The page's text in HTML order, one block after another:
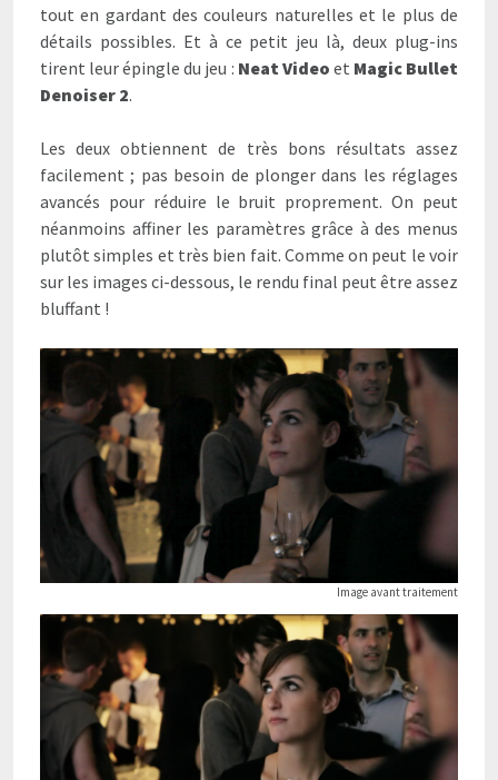
tout en gardant des couleurs naturelles et le plus de
détails possibles. Et à ce petit jeu là, deux plug-ins
tirent leur épingle du jeu : Neat Video et Magic Bullet
Denoiser 2.
Les deux obtiennent de très bons résultats assez
facilement ; pas besoin de plonger dans les réglages
avancés pour réduire le bruit proprement. On peut
néanmoins affiner les paramètres grâce à des menus
plutôt simples et très bien fait. Comme on peut le voir
sur les images ci-dessous, le rendu final peut être assez
bluffant !
Image avant traitement